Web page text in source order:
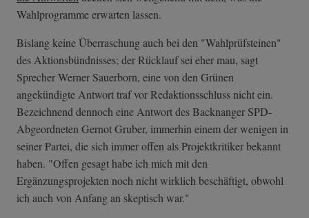
Wahlprogramme erwarten lassen.
Bislang keine Überraschung auch bei den "Wahlprüfsteinen"
des Aktionsbündnisses; der Rücklauf sei eher mau, sagt
Sprecher Werner Sauerborn, eine von den Grünen
angekündigte Antwort traf vor Redaktionsschluss nicht ein.
Bezeichnend dennoch eine Antwort des Backnanger SPD-
Abgeordneten Gernot Gruber, immerhin einem der wenigen in
seiner Partei, die sich immer offen als Projektkritiker bekannt
haben. "Offen gesagt habe ich mich mit den
Ergänzungsprojekten noch nicht wirklich beschäftigt, obwohl
ich auch von Anfang an skeptisch war."